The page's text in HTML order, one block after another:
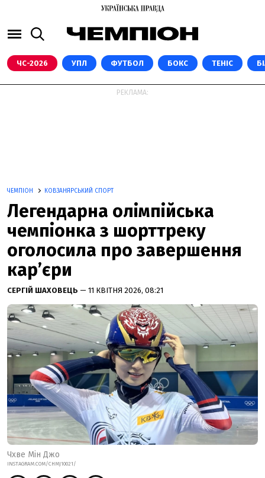
ЧС-2026 УПЛ ФУТБОЛ БОКС ТЕНІС
РЕКЛАМА:
ЧЕМПІОН КОВЗАНЯРСЬКИЙ СПОРТ
Легендарна олімпійська
чемпіонка з шорттреку
оголосила про завершення
кар’єри
СЕРГІЙ ШАХОВЕЦЬ — 11 КВІТНЯ 2026, 08:21
Чхве Мін Джо
INSTAGRAM.COM/CHMJ10021/